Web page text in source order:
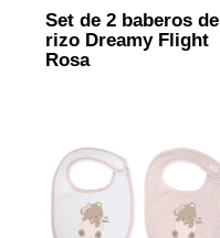
Set de 2 baberos de
rizo Dreamy Flight
Rosa